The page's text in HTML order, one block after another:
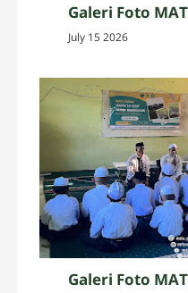
Galeri Foto
July 15 2026
Galeri Foto